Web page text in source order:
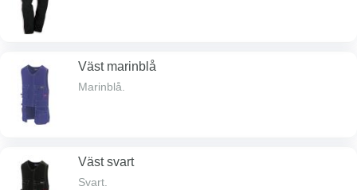
Väst marinblå
Marinblå.
Väst svart
Svart.